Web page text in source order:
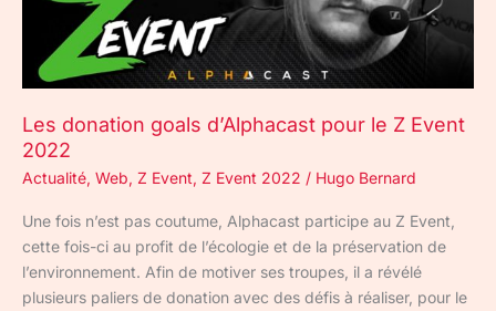
Les donation goals d’Alphacast pour le Z Event
2022
Actualité, Web, Z Event, Z Event 2022 / Hugo Bernard
Une fois n’est pas coutume, Alphacast participe au Z Event,
cette fois-ci au profit de l’écologie et de la préservation de
l’environnement. Afin de motiver ses troupes, il a révélé
plusieurs paliers de donation avec des défis à réaliser, pour le
2022